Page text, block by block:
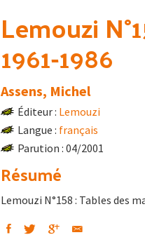
Lemouzi
1961-1986
Assens, Michel
Éditeur : Lemouzi
Langue : français
Parution : 04/2001
Résumé
Lemouzi N°158 : Tables des